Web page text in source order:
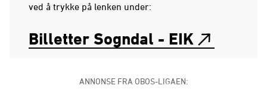
ved å trykke på lenken under:
Billetter Sogndal - EIK
ANNONSE FRA OBOS-LIGAEN: